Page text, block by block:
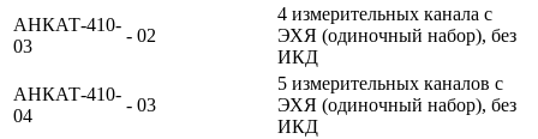
АНКАТ-410-
03
- 02
4 измерительных канала с
ЭХЯ (одиночный набор), без
ИКД
АНКАТ-410-
04
- 03
5 измерительных каналов с
ЭХЯ (одиночный набор), без
ИКД